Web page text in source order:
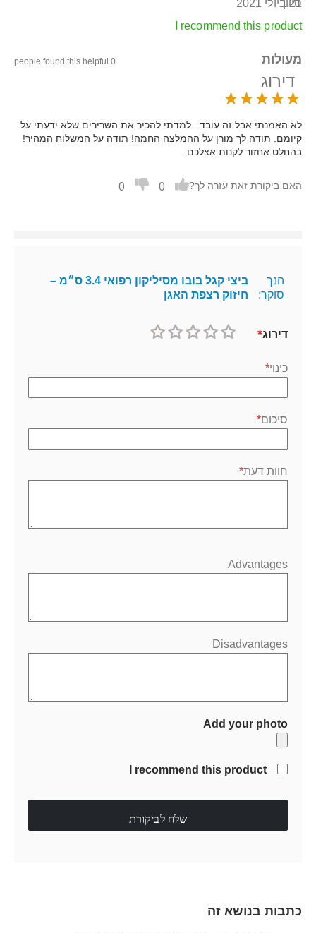
סיוון
21 ביולי 2021
I recommend this product
מעולות 0 people found this helpful
דירוג
לא האמנתי אבל זה עובד...למדתי להכיר את השרירים שלא ידעתי על
קיומם. תודה לך מורן על ההמלצה החמה! תודה על המשלוח המהיר!
בהחלט אחזור לקנות אצלכם.
האם ביקורת זאת עזרה לך? 0
0
הנך
סוקר:
ביצי קגל בובו מסיליקון רפואי 3.4 ס״מ –
חיזוק רצפת האגן
דירוג
כינוי
סיכום
חוות דעת
Advantages
Disadvantages
Add your photo
I recommend this product
שלח לביקורת
כתבות בנושא זה